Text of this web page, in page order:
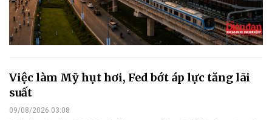
Việc làm Mỹ hụt hơi, Fed bớt áp lực tăng lãi
suất
09/08/2026 03:08